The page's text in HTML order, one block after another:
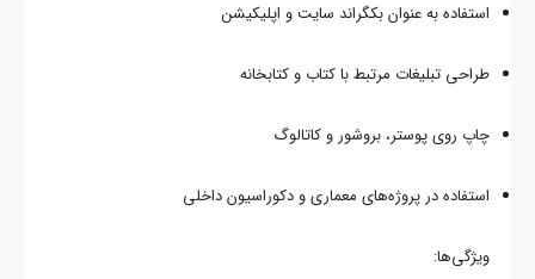
استفاده به عنوان بکگراند سایت و اپلیکیشن
طراحی تبلیغات مرتبط با کتاب و کتابخانه
چاپ روی پوستر، بروشور و کاتالوگ
استفاده در پروژه‌های معماری و دکوراسیون داخلی
ویژگی‌ها: